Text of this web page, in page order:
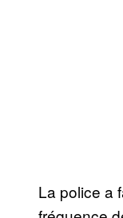
La police a